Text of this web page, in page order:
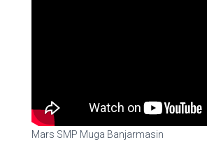
Mars SMP Muga Banjarmasin